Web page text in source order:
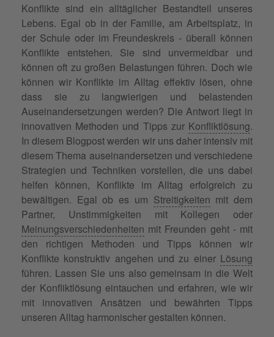
Konflikte sind ein alltäglicher Bestandteil unseres
Lebens. Egal ob in der Familie, am Arbeitsplatz, in
der Schule oder im Freundeskreis - überall können
Konflikte entstehen. Sie sind unvermeidbar und
können oft zu großen Belastungen führen. Doch wie
können wir Konflikte im Alltag effektiv lösen, ohne
dass sie zu langwierigen und belastenden
Auseinandersetzungen werden? Die Antwort liegt in
innovativen Methoden und Tipps zur Konfliktlösung.
In diesem Blogpost werden wir uns daher intensiv mit
diesem Thema auseinandersetzen und verschiedene
Strategien und Techniken vorstellen, die uns dabei
helfen können, Konflikte im Alltag erfolgreich zu
bewältigen. Egal ob es um Streitigkeiten mit dem
Partner, Unstimmigkeiten mit Kollegen oder
Meinungsverschiedenheiten mit Freunden geht - mit
den richtigen Methoden und Tipps können wir
Konflikte konstruktiv angehen und zu einer Lösung
führen. Lassen Sie uns also gemeinsam in die Welt
der Konfliktlösung eintauchen und erfahren, wie wir
mit innovativen Ansätzen und bewährten Tipps
unseren Alltag harmonischer gestalten können.